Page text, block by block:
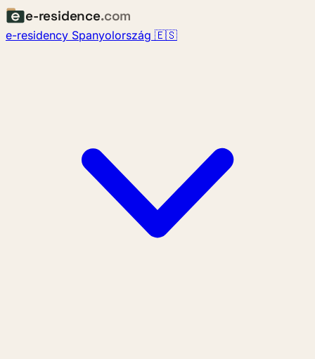
e-residence.com
e-residency Spanyolország 🇪🇸